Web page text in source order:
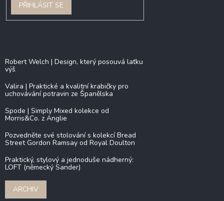
PŘIHLÁSIT SE
Robert Welch | Design, který posouvá laťku
výš
Valira | Praktické a kvalitní krabičky pro
uchovávání potravin ze Španělska
Spode | Simply Mixed kolekce od
Morris&Co. z Anglie
Pozvedněte své stolování s kolekcí Bread
Street Gordon Ramsay od Royal Doulton
Praktický, stylový a jednoduše nádherný:
LOFT (německý Sander)
ARCHIV